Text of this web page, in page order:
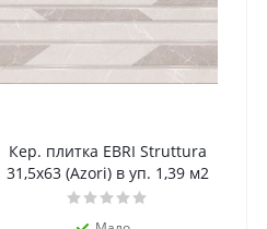
Кер. плитка EBRI Struttura
31,5х63 (Azori) в уп. 1,39 м2